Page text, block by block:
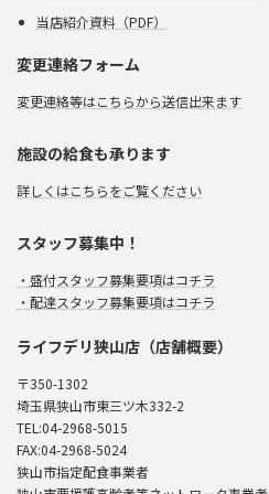
当店紹介資料（PDF）
変更連絡フォーム
変更連絡等はこちらから送信出来ます
施設の給食も承ります
詳しくはこちらをご覧ください
スタッフ募集中！
・盛付スタッフ募集要項はコチラ
・配達スタッフ募集要項はコチラ
ライフデリ狭山店（店舗概要）
〒350-1302
埼玉県狭山市東三ツ木332-2
TEL:04-2968-5015
FAX:04-2968-5024
狭山市指定配食事業者